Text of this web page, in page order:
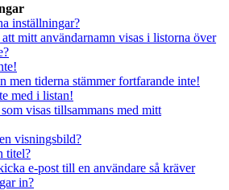
inställningar?
mitt användarnamn visas i listorna över
men tiderna stämmer fortfarande inte!
med i listan!
visas tillsammans med mitt
visningsbild?
titel?
e-post till en användare så kräver
in?